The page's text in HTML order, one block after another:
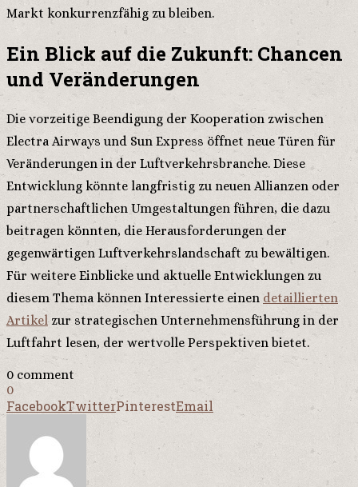
Markt konkurrenzfähig zu bleiben.
Ein Blick auf die Zukunft: Chancen
und Veränderungen
Die vorzeitige Beendigung der Kooperation zwischen
Electra Airways und Sun Express öffnet neue Türen für
Veränderungen in der Luftverkehrsbranche. Diese
Entwicklung könnte langfristig zu neuen Allianzen oder
partnerschaftlichen Umgestaltungen führen, die dazu
beitragen könnten, die Herausforderungen der
gegenwärtigen Luftverkehrslandschaft zu bewältigen.
Für weitere Einblicke und aktuelle Entwicklungen zu
diesem Thema können Interessierte einen detaillierten
Artikelzur strategischen Unternehmensführung in der
Luftfahrt lesen, der wertvolle Perspektiven bietet.
0 comment
0
FacebookTwitterPinterestEmail